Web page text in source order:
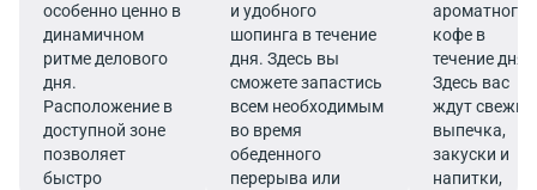
особенно ценно в
динамичном
ритме делового
дня.
Расположение в
доступной зоне
позволяет
быстро
и удобного
шопинга в течение
дня. Здесь вы
сможете запастись
всем необходимым
во время
обеденного
перерыва или
ароматного
кофе в
течение дня.
Здесь вас
ждут свежие
выпечка,
закуски и
напитки,